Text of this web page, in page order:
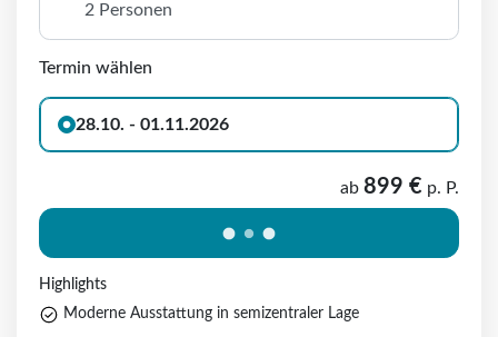
2 Personen
Termin wählen
28.10. - 01.11.2026
ab 899 € p. P.
Highlights
Moderne Ausstattung in semizentraler Lage